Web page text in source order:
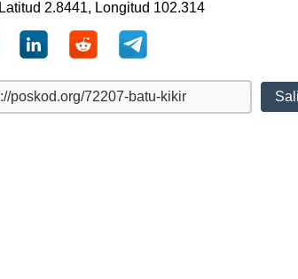
Latitud 2.8441, Longitud 102.314